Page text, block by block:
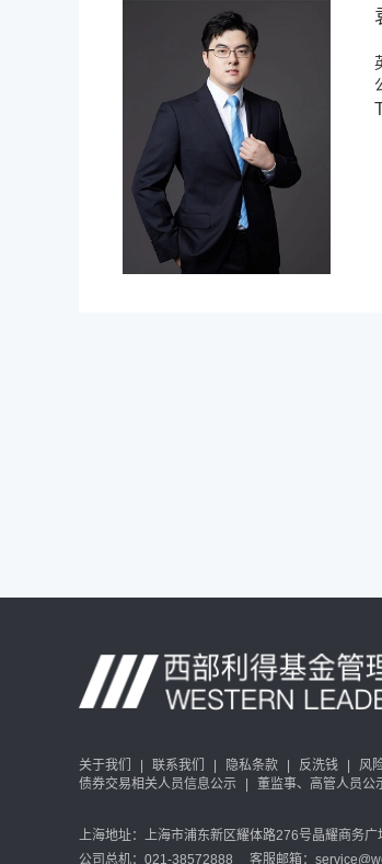
关于我们 联系我们 隐私条款 反洗钱 风
债券交易相关人员信息公示
董监事、高管人员公
上海地址：上海市浦东新区耀体路276号晶耀商务
公司总机：021-38572888 客服邮箱：